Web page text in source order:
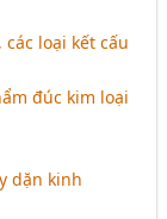
loại kết cấu
đúc kim loại
dặn kinh